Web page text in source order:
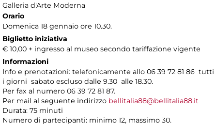
Galleria d'Arte Moderna
Orario
Domenica 18 gennaio ore 10.30.
Biglietto iniziativa
€ 10,00 + ingresso al museo secondo tariffazione vigente
Informazioni
Info e prenotazioni: telefonicamente allo 06 39 72 81 86 tutti
i giorni sabato escluso dalle 9.30 alle 18.30.
Per fax al numero 06 39 72 81 87.
Per mail al seguente indirizzo bellitalia88@bellitalia88.it
Durata: 75 minuti
Numero di partecipanti: minimo 12, massimo 30.